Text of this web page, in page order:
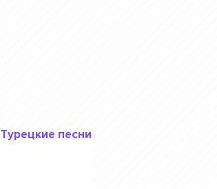
Турецкие песни